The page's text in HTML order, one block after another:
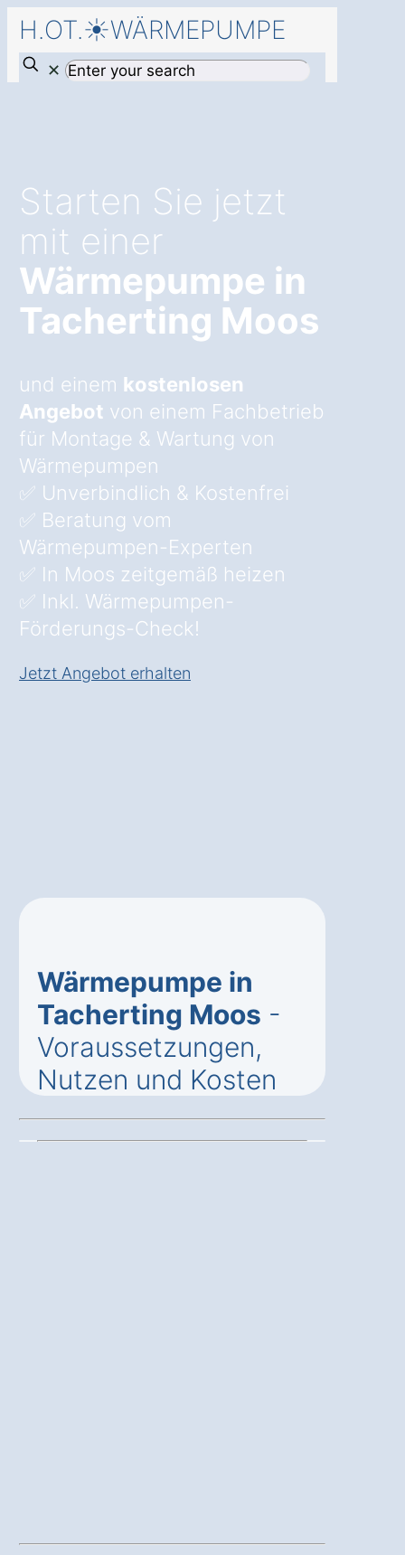
H.OT.☀️WÄRMEPUMPE
✕
Starten Sie jetzt
mit einer
Wärmepumpe in
Tacherting Moos
und einem kostenlosen
Angebot von einem Fachbetrieb
für Montage & Wartung von
Wärmepumpen
✅ Unverbindlich & Kostenfrei
✅ Beratung vom
Wärmepumpen-Experten
✅ In Moos zeitgemäß heizen
✅ Inkl. Wärmepumpen-
Förderungs-Check!
Jetzt Angebot erhalten
Wärmepumpe in
Tacherting Moos -
Voraussetzungen,
Nutzen und Kosten